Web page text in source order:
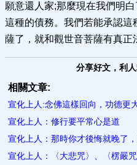
願意還人家;那麼現在我們明
這種的債務。我們若能承認
薩了，就和觀世音菩薩有真正
分享好文，利
相關文章:
宣化上人:念佛這樣回向，功德更
宣化上人：修行要平常心是道
宣化上人：那時你才後悔就晚了
宣化上人：​〈大悲咒〉、〈楞嚴